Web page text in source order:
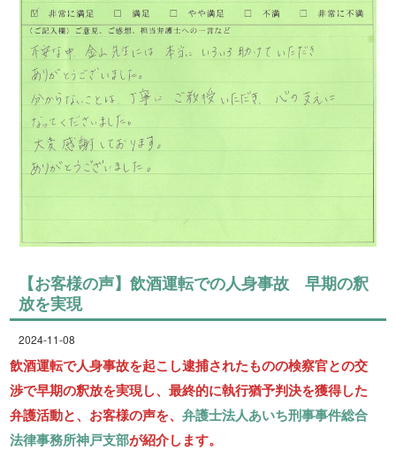
【お客様の声】飲酒運転での人身事故 早期の釈
放を実現
2024-11-08
飲酒運転で人身事故を起こし逮捕されたものの検察官との交
渉で早期の釈放を実現し、最終的に執行猶予判決を獲得した
弁護活動と、お客様の声を、弁護士法人あいち刑事事件総合
法律事務所神戸支部が紹介します。